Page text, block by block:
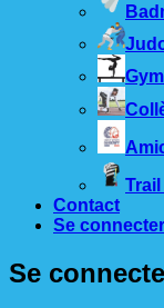
Contact
Se connecter
Se